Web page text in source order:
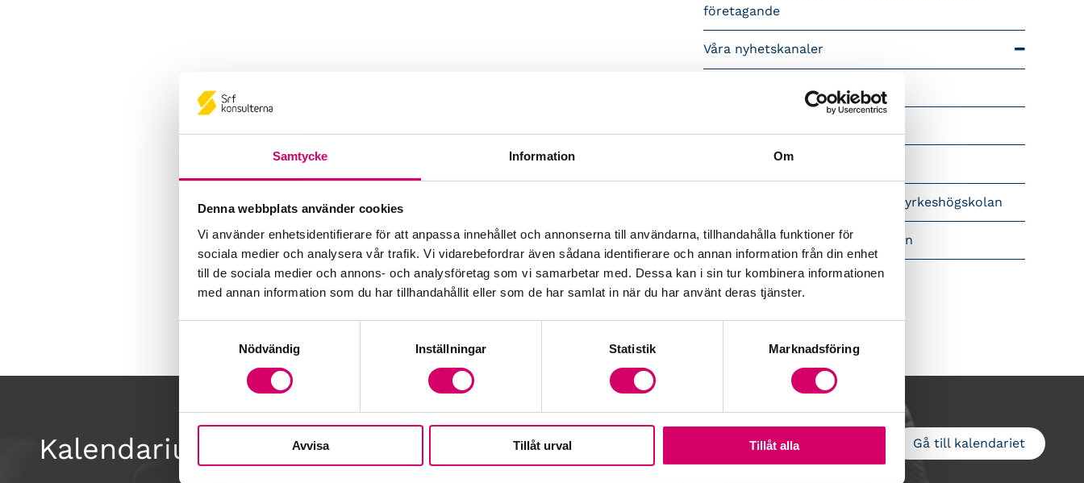
Samtycke Information Om
Denna webbplats använder cookies
Vi använder enhetsidentifierare för att anpassa innehållet och annonserna till användarna, tillhandahålla funktioner för
sociala medier och analysera vår trafik. Vi vidarebefordrar även sådana identifierare och annan information från din enhet
till de sociala medier och annons- och analysföretag som vi samarbetar med. Dessa kan i sin tur kombinera informationen
med annan information som du har tillhandahållit eller som de har samlat in när du har använt deras tjänster.
Nödvändig
Inställningar Statistik Marknadsföring
Avvisa Tillåt urval Tillåt alla
företagande
Våra nyhetskanaler
Tidningen Konsulten
Följ oss i sociala medier
Öppet brev till Myndigheten för yrkeshögskolan
Framtidsutsikter i lönebranschen
Kalendarium Gå till kalendariet
Lägg till i kalender